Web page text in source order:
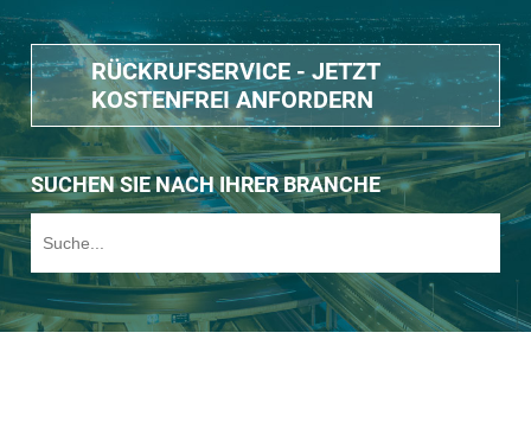
RÜCKRUFSERVICE - JETZT
KOSTENFREI ANFORDERN
SUCHEN SIE NACH IHRER BRANCHE